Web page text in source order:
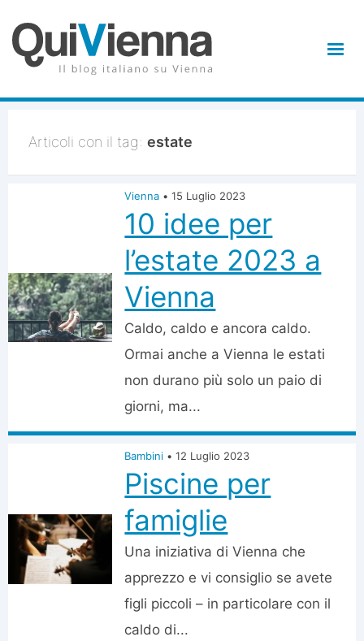
Articoli con il tag: estate
Vienna • 15 Luglio 2023
10 idee per
l’estate 2023 a
Vienna
Caldo, caldo e ancora caldo.
Ormai anche a Vienna le estati
non durano più solo un paio di
giorni, ma...
Bambini • 12 Luglio 2023
Piscine per
famiglie
Una iniziativa di Vienna che
apprezzo e vi consiglio se avete
figli piccoli – in particolare con il
caldo di...